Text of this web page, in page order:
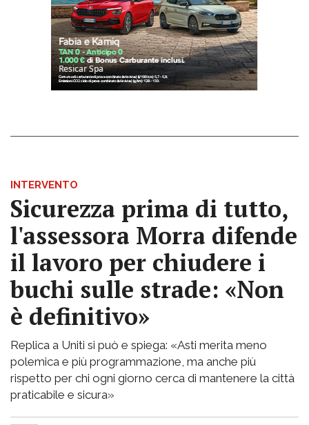
INTERVENTO
Sicurezza prima di tutto,
l'assessora Morra difende
il lavoro per chiudere i
buchi sulle strade: «Non
è definitivo»
Replica a Uniti si può e spiega: «Asti merita meno
polemica e più programmazione, ma anche più
rispetto per chi ogni giorno cerca di mantenere la città
praticabile e sicura»